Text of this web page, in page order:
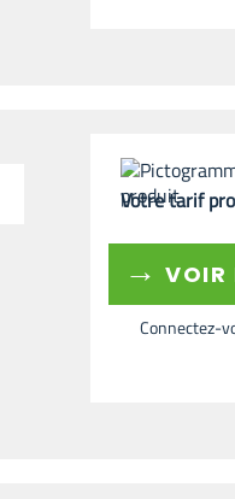
Votre tarif
→ VOIR
Connectez-